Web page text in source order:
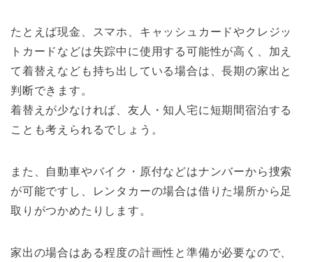
たとえば現金、スマホ、キャッシュカードやクレジッ
トカードなどは失踪中に使用する可能性が高く、加え
て着替えなども持ち出している場合は、長期の家出と
判断できます。
着替えが少なければ、友人・知人宅に短期間宿泊する
ことも考えられるでしょう。
また、自動車やバイク・原付などはナンバーから捜索
が可能ですし、レンタカーの場合は借りた場所から足
取りがつかめたりします。
家出の場合はある程度の計画性と準備が必要なので、